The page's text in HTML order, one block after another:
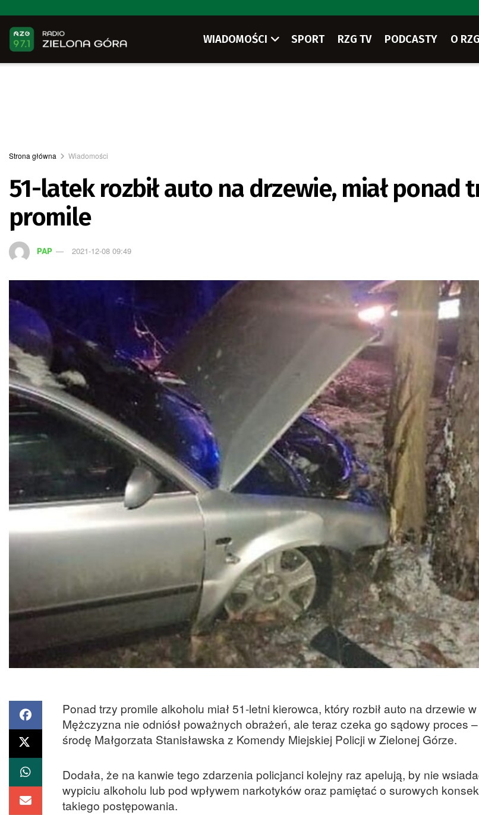
WIADOMOŚCI SPORT RZG TV PODCASTY O RZG
Strona główna Wiadomości
51-latek rozbił auto na drzewie, miał ponad
promile
PAP 2021-12-08 09:49
Ponad trzy promile alkoholu miał 51-letni kierowca, który rozbił auto na drzewie
Mężczyzna nie odniósł poważnych obrażeń, ale teraz czeka go sądowy proces
środę Małgorzata Stanisławska z Komendy Miejskiej Policji w Zielonej Górze.
Dodała, że na kanwie tego zdarzenia policjanci kolejny raz apelują, by nie
wypiciu alkoholu lub pod wpływem narkotyków oraz pamiętać o surowych
takiego postępowania.